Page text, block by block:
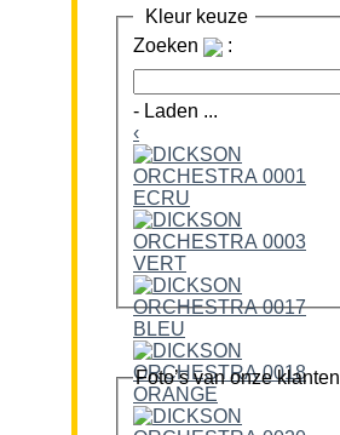
Kleur keuze
Zoeken
:
- Laden ...
‹
Foto’s van onze klanten